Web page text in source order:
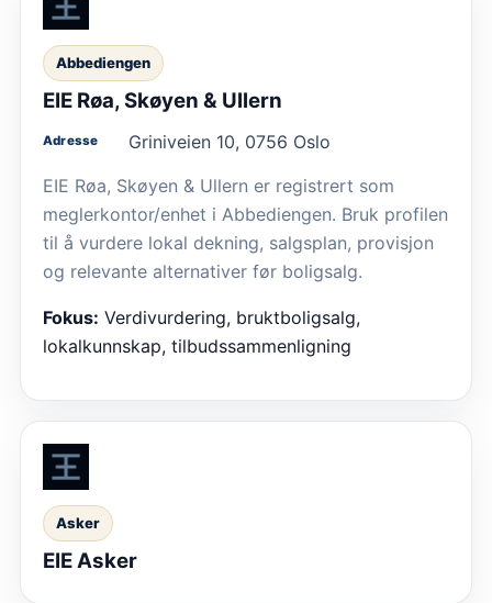
Abbediengen
EIE Røa, Skøyen & Ullern
Adresse
Griniveien 10, 0756 Oslo
EIE Røa, Skøyen & Ullern er registrert som
meglerkontor/enhet i Abbediengen. Bruk profilen
til å vurdere lokal dekning, salgsplan, provisjon
og relevante alternativer før boligsalg.
Fokus: Verdivurdering, bruktboligsalg,
lokalkunnskap, tilbudssammenligning
Asker
EIE Asker